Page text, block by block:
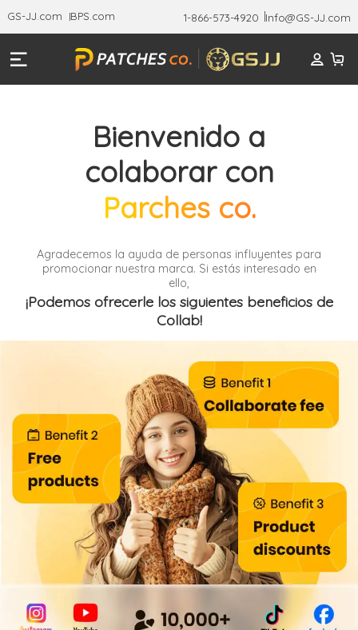
GS-JJ.com BPS.com 1-866-573-4920 Info@GS-JJ.com
Bienvenido a
colaborar con
Agradecemos la ayuda de personas influyentes para
promocionar nuestra marca. Si estás interesado en
ello,
¡Podemos ofrecerle los siguientes beneficios de
Collab!
Parches co.